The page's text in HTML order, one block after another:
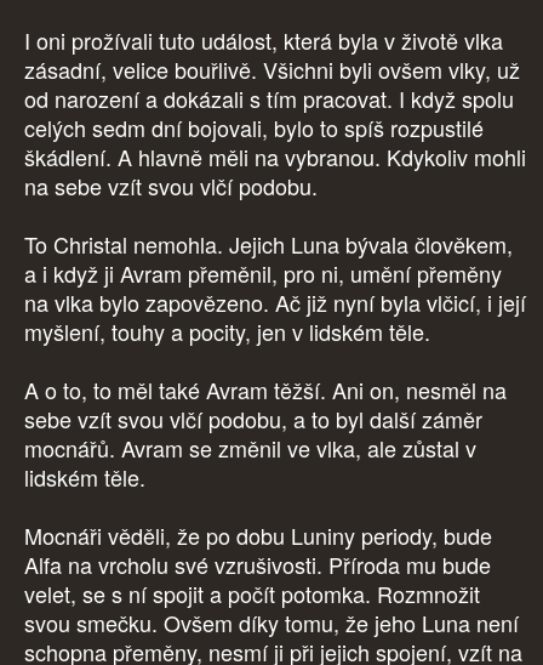
I oni prožívali tuto událost, která byla v životě vlka
zásadní, velice bouřlivě. Všichni byli ovšem vlky, už
od narození a dokázali s tím pracovat. I když spolu
celých sedm dní bojovali, bylo to spíš rozpustilé
škádlení. A hlavně měli na vybranou. Kdykoliv mohli
na sebe vzít svou vlčí podobu.
To Christal nemohla. Jejich Luna bývala člověkem,
a i když ji Avram přeměnil, pro ni, umění přeměny
na vlka bylo zapovězeno. Ač již nyní byla vlčicí, i její
myšlení, touhy a pocity, jen v lidském těle.
A o to, to měl také Avram těžší. Ani on, nesměl na
sebe vzít svou vlčí podobu, a to byl další záměr
mocnářů. Avram se změnil ve vlka, ale zůstal v
lidském těle.
Mocnáři věděli, že po dobu Luniny periody, bude
Alfa na vrcholu své vzrušivosti. Příroda mu bude
velet, se s ní spojit a počít potomka. Rozmnožit
svou smečku. Ovšem díky tomu, že jeho Luna není
schopna přeměny, nesmí ji při jejich spojení, vzít na